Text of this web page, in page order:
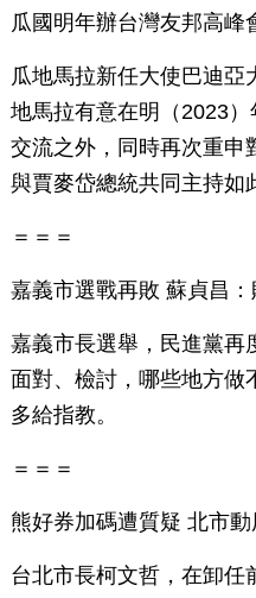
瓜國明年辦台灣友邦高峰
瓜地馬拉新任大使巴迪
地馬拉有意在明（2023
交流之外，同時再次重申
與賈麥岱總統共同主持如
＝＝＝
嘉義市選戰再敗 蘇貞昌
嘉義市長選舉，民進黨再
面對、檢討，哪些地方做
多給指教。
＝＝＝
熊好券加碼遭質疑 北市
台北市長柯文哲，在卸任